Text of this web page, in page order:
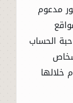
مدعوم
الحساب
خلالها